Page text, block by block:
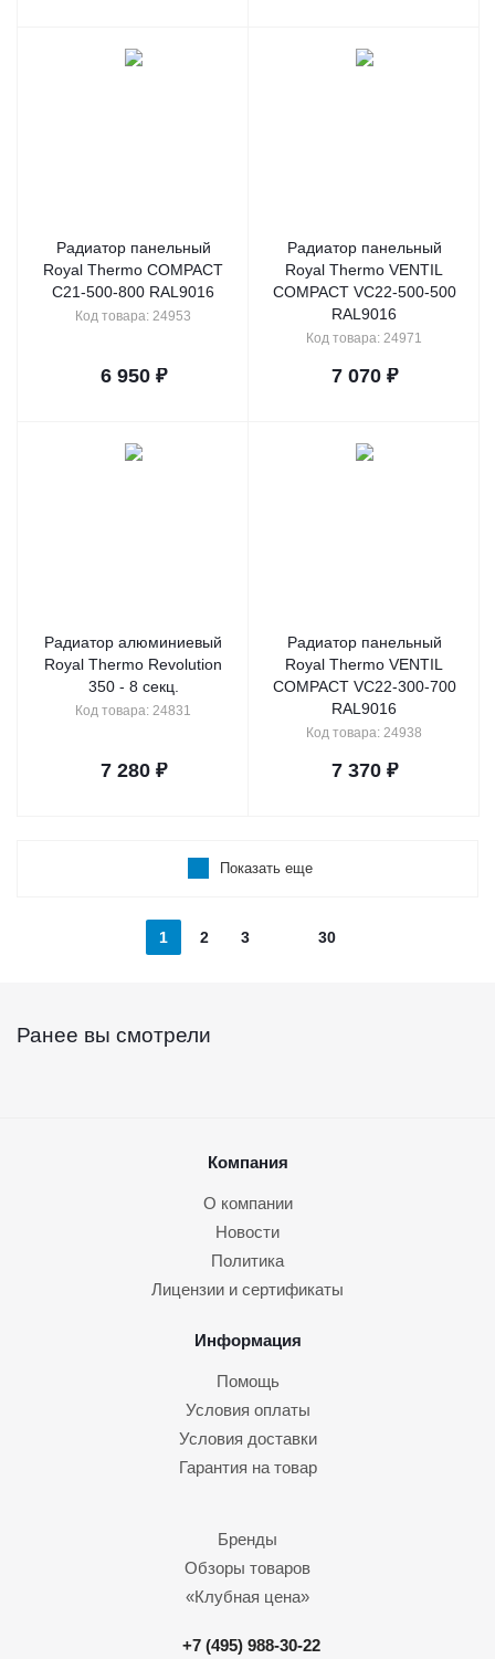
Радиатор панельный
Royal Thermo COMPACT
C21-500-800 RAL9016
Код товара: 24953
6 950₽
Радиатор панельный
Royal Thermo VENTIL
COMPACT VC22-500-500
RAL9016
Код товара: 24971
7 070₽
Радиатор алюминиевый
Royal Thermo Revolution
350 - 8 секц.
Код товара: 24831
7 280₽
Радиатор панельный
Royal Thermo VENTIL
COMPACT VC22-300-700
RAL9016
Код товара: 24938
7 370₽
Показать еще
1 2 3 30
Ранее вы смотрели
Компания
О компании
Новости
Политика
Лицензии и сертификаты
Информация
Помощь
Условия оплаты
Условия доставки
Гарантия на товар
Бренды
Обзоры товаров
«Клубная цена»
+7 (495) 988-30-22